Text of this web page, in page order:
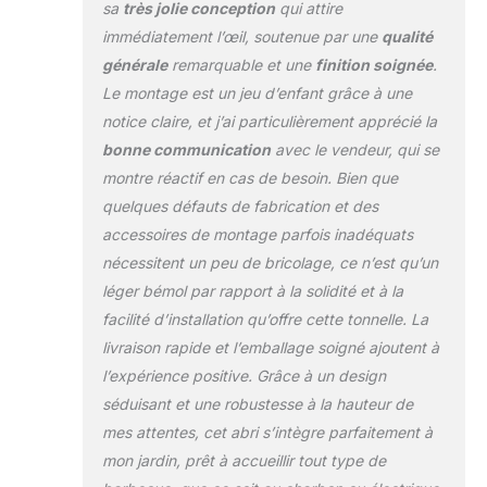
et esthétique, cet abri
de jardin intègre un
toit décalé en
plaques de plastique,
garantissant une
protection contre les
flammes. Les
étagères grillagées et
barres de
suspension
augmentent sa
praticité, faisant de
une occasion de
démontrer vos
talents de grillade,
sous une tonnelle de
conçue pour éblouir.
FACILITÉ DE
MONTAGE ET
sa très jolie conceptionqui attire
immédiatement l’œil, soutenue par une qualité
généraleremarquable et une finition soignée.
Le montage est un jeu d’enfant grâce à une
notice claire, et j’ai particulièrement apprécié la
bonne communicationavec le vendeur, qui se
montre réactif en cas de besoin. Bien que
quelques défauts de fabrication et des
accessoires de montage parfois inadéquats
nécessitent un peu de bricolage, ce n’est qu’un
léger bémol par rapport à la solidité et à la
facilité d’installation qu’offre cette tonnelle. La
livraison rapide et l’emballage soigné ajoutent à
l’expérience positive. Grâce à un design
séduisant et une robustesse à la hauteur de
mes attentes, cet abri s’intègre parfaitement à
mon jardin, prêt à accueillir tout type de